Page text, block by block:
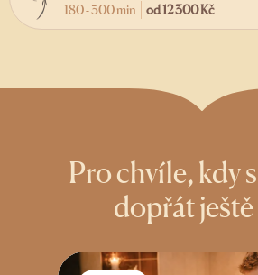
180 - 300 min od12 300 Kč
Pro chvíle, kdy
dopřát